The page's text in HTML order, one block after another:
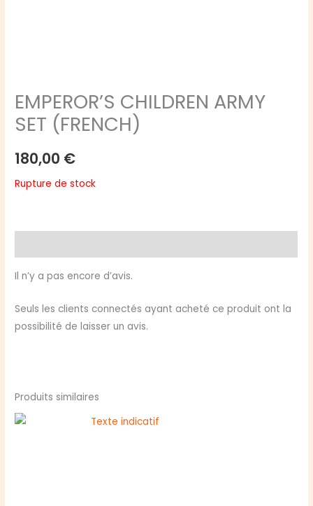
EMPEROR’S CHILDREN ARMY
SET (FRENCH)
180,00 €
Rupture de stock
Il n’y a pas encore d’avis.
Seuls les clients connectés ayant acheté ce produit ont la
possibilité de laisser un avis.
Produits similaires